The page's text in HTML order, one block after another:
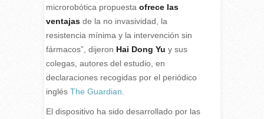
microrobótica propuesta ofrece las
ventajasde la no invasividad, la
resistencia mínima y la intervención sin
fármacos”, dijeron Hai Dong Yu y sus
colegas, autores del estudio, en
declaraciones recogidas por el periódico
inglés The Guardian
El dispositivo ha sido desarrollado por las